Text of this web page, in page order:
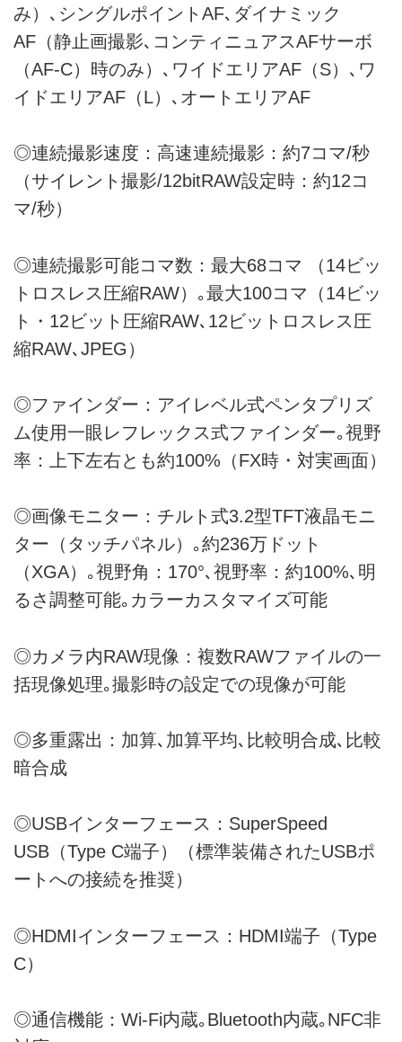
み）､シングルポイントAF､ダイナミック
AF（静止画撮影､コンティニュアスAFサーボ
（AF-C）時のみ）､ワイドエリアAF（S）､ワ
イドエリアAF（L）､オートエリアAF
◎連続撮影速度：高速連続撮影：約7コマ/秒
（サイレント撮影/12bitRAW設定時：約12コ
マ/秒）
◎連続撮影可能コマ数：最大68コマ （14ビッ
トロスレス圧縮RAW）｡最大100コマ（14ビッ
ト・12ビット圧縮RAW､12ビットロスレス圧
縮RAW､JPEG）
◎ファインダー：アイレベル式ペンタプリズ
ム使用一眼レフレックス式ファインダー｡視野
率：上下左右とも約100%（FX時・対実画面）
◎画像モニター：チルト式3.2型TFT液晶モニ
ター（タッチパネル）｡約236万ドット
（XGA）｡視野角：170°､視野率：約100%､明
るさ調整可能｡カラーカスタマイズ可能
◎カメラ内RAW現像：複数RAWファイルの一
括現像処理｡撮影時の設定での現像が可能
◎多重露出：加算､加算平均､比較明合成､比較
暗合成
◎USBインターフェース：SuperSpeed
USB（Type C端子）（標準装備されたUSBポ
ートへの接続を推奨）
◎HDMIインターフェース：HDMI端子（Type
C）
◎通信機能：Wi-Fi内蔵｡Bluetooth内蔵｡NFC非